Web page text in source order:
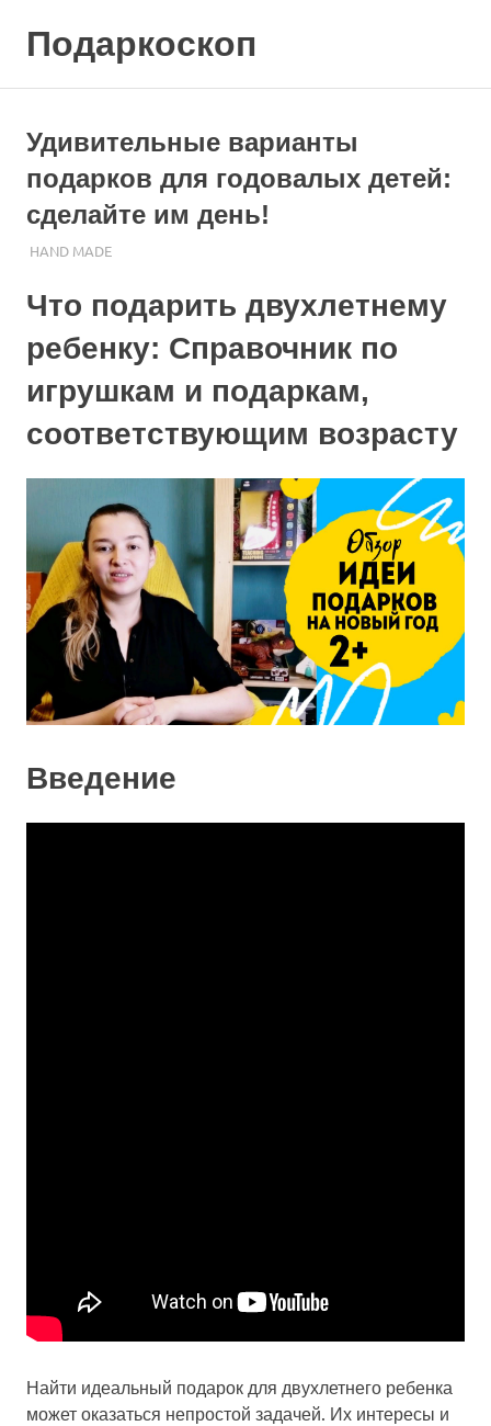
Подаркоскоп
подарить
Удивительные варианты
подарков для годовалых детей:
сделайте им день!
22.10.2023
ПОДАРЧЕК
HAND MADE
Что подарить двухлетнему
ребенку: Справочник по
игрушкам и подаркам,
соответствующим возрасту
Введение
Найти идеальный подарок для двухлетнего ребенка
может оказаться непростой задачей. Их интересы и